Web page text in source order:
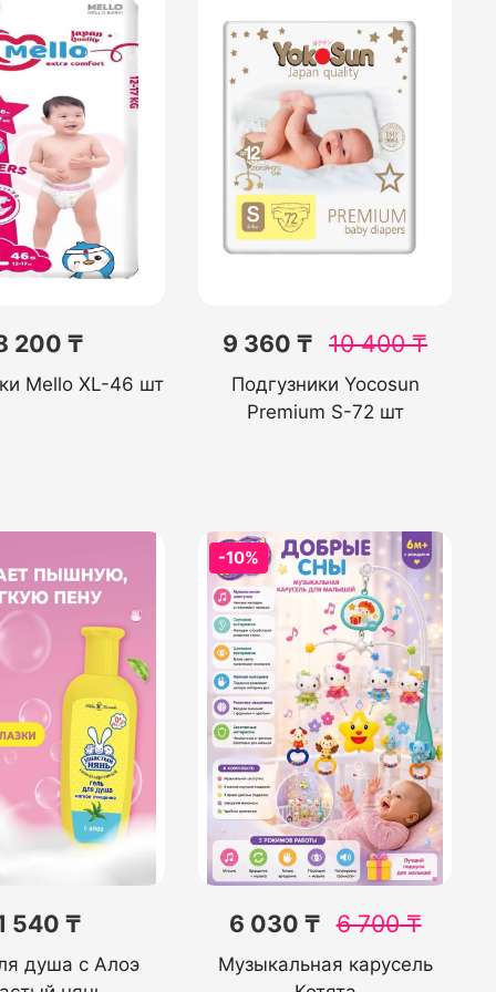
200 ₸
Mello XL-46 шт
9 360 ₸ 10 400₸
Подгузники Yocosun
Premium S-72 шт
540 ₸
душа с Алоэ
-10%
6 030 ₸ 6 700₸
Музыкальная карусель